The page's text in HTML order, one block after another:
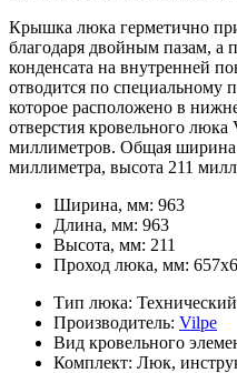
Крышка люка герметично
благодаря двойным пазам, а
конденсата на внутренней
отводится по специальному
которое расположено в
отверстия кровельного люка
миллиметров. Общая ширина
миллиметра, высота 211
Ширина, мм: 963
Длина, мм: 963
Высота, мм: 211
Проход люка, мм:
Тип люка:
Производитель: Vilpe
Вид кровельного
Комплект: Люк,